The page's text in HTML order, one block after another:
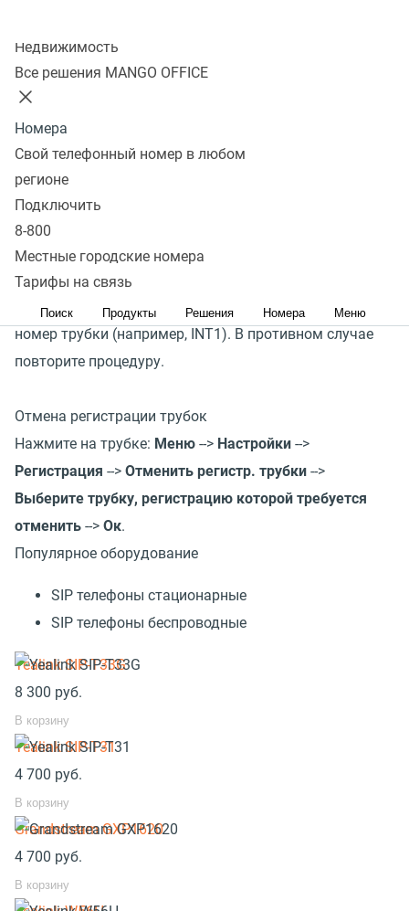
Недвижимость
Все решения MANGO OFFICE
Номера
Свой телефонный номер в любом
регионе
Подключить
8-800
Местные городские номера
Тарифы на связь
Поиск Продукты Решения Номера Меню
блоке:
На базовом блоке:
Вам необходимо нажать кнопку пейджинга(на 3
секунды) чтобы база начала поиск трубки. Поиск
продлиться 60 секунд.
По окончании регистрации на дисплее отобразится
номер трубки (например, INT1). В противном случае
повторите процедуру.
Отмена регистрации трубок
Нажмите на трубке: Меню --> Настройки -->
Регистрация --> Отменить регистр. трубки -->
Выберите трубку, регистрацию которой требуется
отменить --> Ок.
Популярное оборудование
SIP телефоны стационарные
SIP телефоны беспроводные
Yealink SIP-T33G
8 300 руб.
В корзину
Yealink SIP-T31
4 700 руб.
В корзину
Grandstream GXP1620
4 700 руб.
В корзину